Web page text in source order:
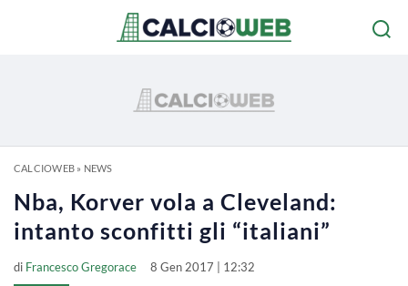
CALCIOWEB» NEWS
Nba, Korver vola a Cleveland:
intanto sconfitti gli “italiani”
di Francesco Gregorace 8 Gen 2017 | 12:32